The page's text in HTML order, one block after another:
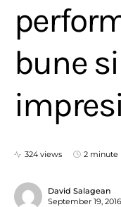
bune
324 views 2 minute
David Salagean
September 19, 2016